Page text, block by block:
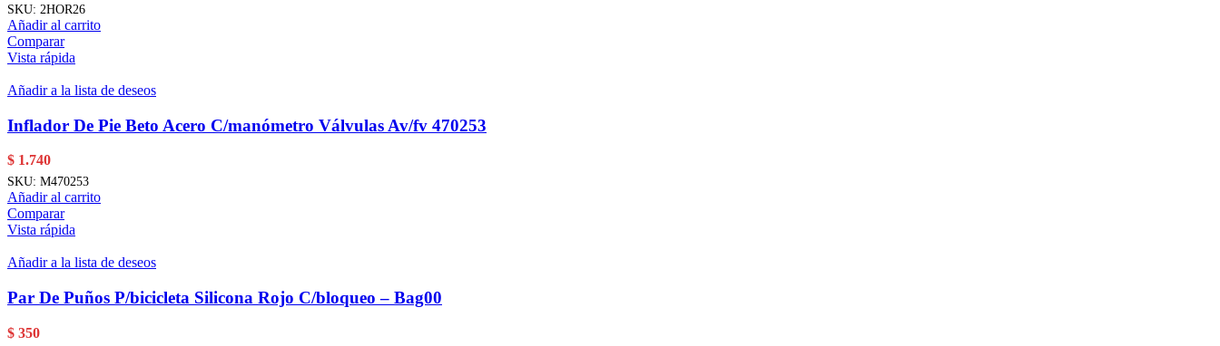
SKU: 2HOR26
Añadir al carrito
Comparar
Vista rápida
Añadir a la lista de deseos
Inflador De Pie Beto Acero C/manómetro Válvulas Av/fv 470253
$ 1.740
SKU: M470253
Añadir al carrito
Comparar
Vista rápida
Añadir a la lista de deseos
Par De Puños P/bicicleta Silicona Rojo C/bloqueo – Bag00
$ 350